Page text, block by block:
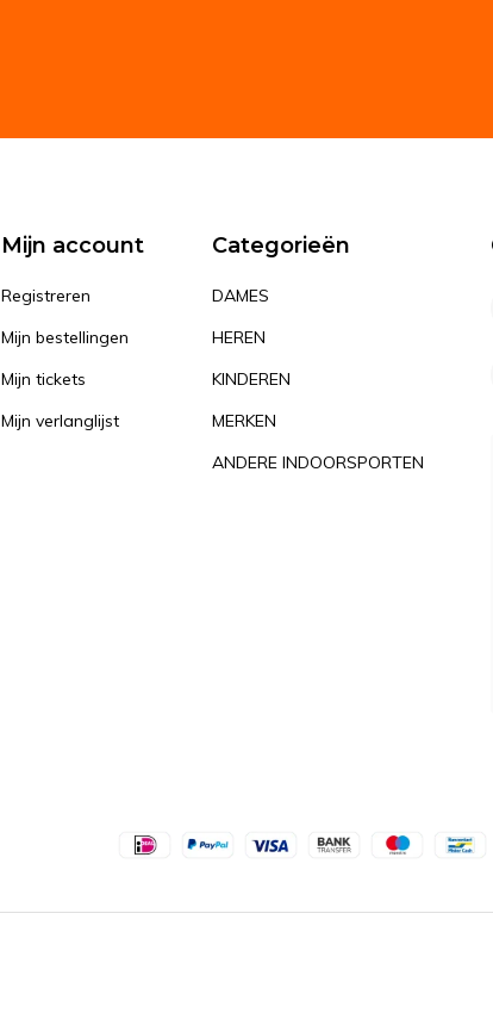
Mijn account
Registreren
Mijn bestellingen
Mijn tickets
Mijn verlanglijst
Categorieën
DAMES
HEREN
KINDEREN
MERKEN
ANDERE INDOORSPORTEN